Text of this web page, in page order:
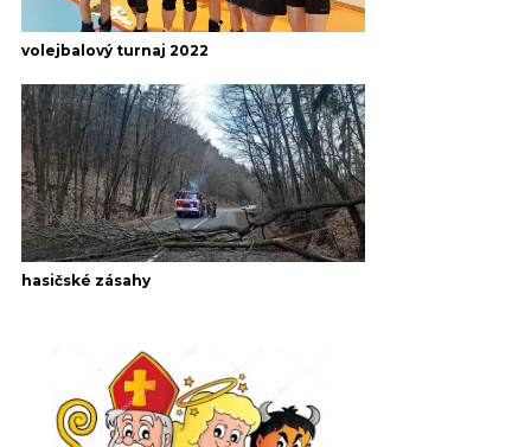
volejbalový turnaj 2022
hasičské zásahy